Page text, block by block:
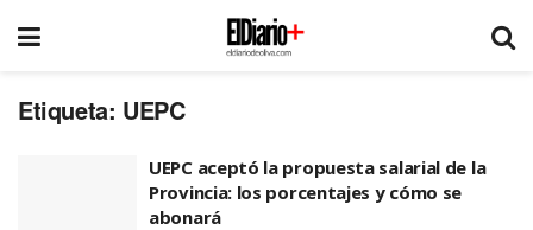
Etiqueta: UEPC
UEPC aceptó la propuesta salarial de la
Provincia: los porcentajes y cómo se
abonará